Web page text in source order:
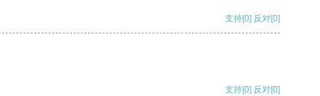
支持[0] 反对[0]
支持[0] 反对[0]